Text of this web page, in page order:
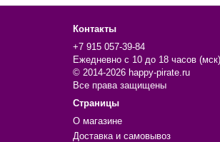
Контакты
+7 915 057-39-84
Ежедневно с 10 до 18 часов (мск)
© 2014-2026 happy-pirate.ru
Все права защищены
Страницы
О магазине
Доставка и самовывоз